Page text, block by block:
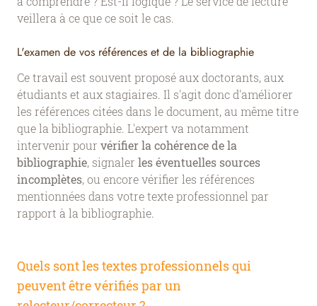
veillera à ce que ce soit le cas.
L'examen de vos références et de la bibliographie
Ce travail est souvent proposé aux doctorants, aux
étudiants et aux stagiaires. Il s'agit donc d'améliorer
les références citées dans le document, au même titre
que la bibliographie. L'expert va notamment
intervenir pour vérifier la cohérence de la
bibliographie, signaler les éventuelles sources
incomplètes, ou encore vérifier les références
mentionnées dans votre texte professionnel par
rapport à la bibliographie.
Quels sont les textes professionnels qui
peuvent être vérifiés par un